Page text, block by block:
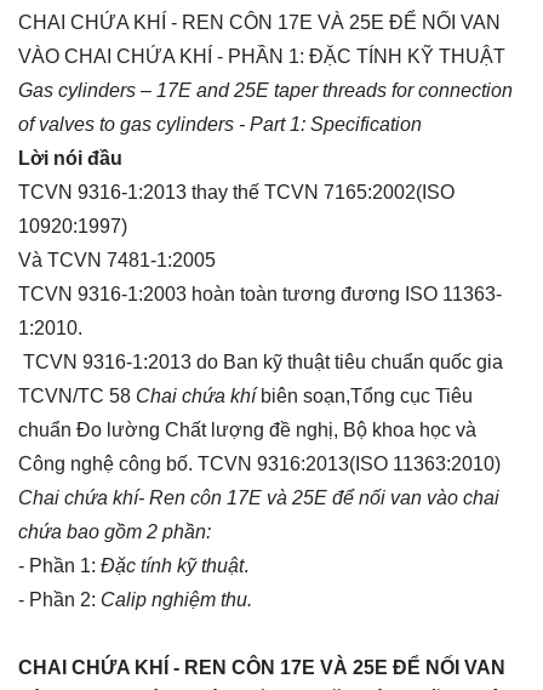
CHAI CHỨA KHÍ - REN CÔN 17E VÀ 25E ĐỂ NỐI VAN
VÀO CHAI CHỨA KHÍ - PHẦN 1: ĐẶC TÍNH KỸ THUẬT
Gas cylinders – 17E and 25E taper threads for connection
of valves to gas cylinders - Part 1: Specification
Lời nói đầu
TCVN 9316-1:2013 thay thế TCVN 7165:2002(ISO
10920:1997)
Và TCVN 7481-1:2005
TCVN 9316-1:2003 hoàn toàn tương đương ISO 11363-
1:2010.
TCVN 9316-1:2013 do Ban kỹ thuật tiêu chuẩn quốc gia
TCVN/TC 58 Chai chứa khí biên soạn,Tổng cục Tiêu
chuẩn Đo lường Chất lượng đề nghị, Bộ khoa học và
Công nghệ công bố. TCVN 9316:2013(ISO 11363:2010)
Chai chứa khí- Ren côn 17E và 25E để nối van vào chai
chứa bao gồm 2 phần:
- Phần 1: Đặc tính kỹ thuật.
- Phần 2: Calip nghiệm thu.
CHAI CHỨA KHÍ - REN CÔN 17E VÀ 25E ĐỂ NỐI VAN